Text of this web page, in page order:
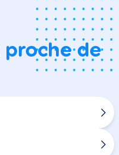
proche de